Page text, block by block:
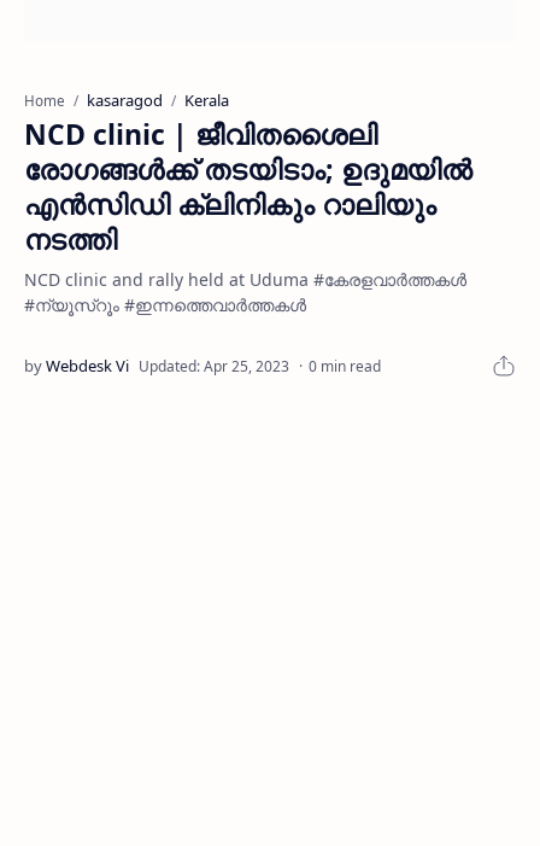
Home kasaragod Kerala
NCD clinic | ജീവിതശൈലി
രോഗങ്ങള്‍ക്ക് തടയിടാം; ഉദുമയിൽ
എൻസിഡി ക്ലിനികും റാലിയും
നടത്തി
NCD clinic and rally held at Uduma #കേരളവാർത്തകൾ
#ന്യൂസ്റൂം #ഇന്നത്തെവാർത്തകൾ
0 min read